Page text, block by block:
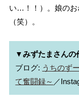
い…！！）。娘のお
（笑）。
▼みずたまさんの
ブログ: うちのず
て奮闘録～ ／